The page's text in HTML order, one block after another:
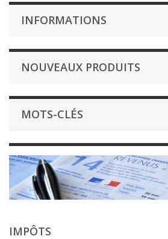
INFORMATIONS
NOUVEAUX PRODUITS
MOTS-CLÉS
IMPÔTS